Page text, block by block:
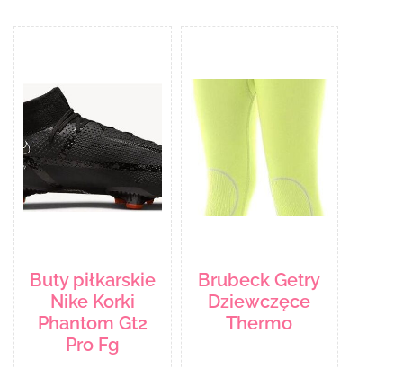
Buty piłkarskie
Nike Korki
Phantom Gt2
Pro Fg
Brubeck Getry
Dziewczęce
Thermo